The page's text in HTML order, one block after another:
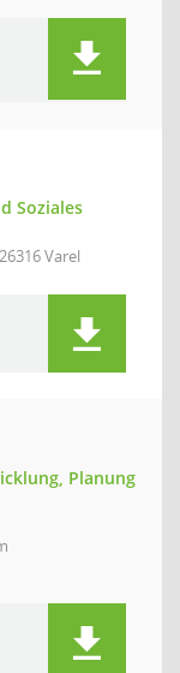
Soziales
Varel
Planung